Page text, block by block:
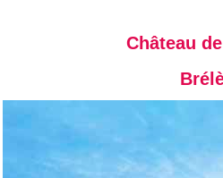
Château